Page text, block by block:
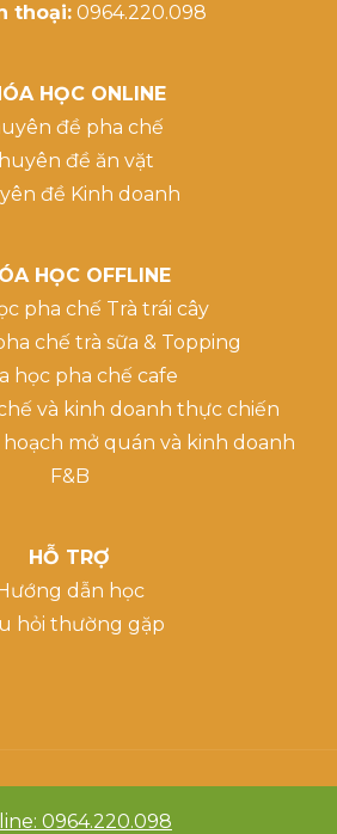
thoại:0964.220.098
HỌC ONLINE
đề pha chế
đề ăn vặt
đề Kinh doanh
HỌC OFFLINE
pha chế Trà trái cây
chế trà sữa & Topping
học pha chế cafe
và kinh doanh thực chiến
mở quán và kinh doanh
F&B
HỖ TRỢ
dẫn học
hỏi thường gặp
0964.220.098